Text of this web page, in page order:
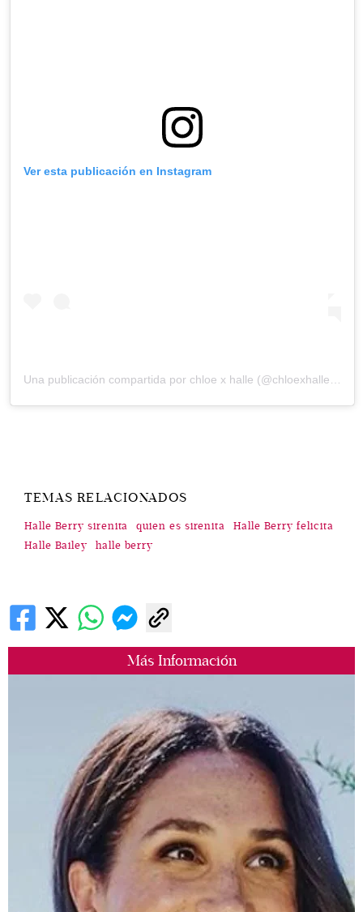
Más Información
Ver esta publicación en Instagram
Una publicación compartida por chloe x halle (@chloexhalle) el
TEMAS RELACIONADOS
Halle Berry sirenita quien es sirenita
Halle Berry felicita
Halle Bailey
halle berry